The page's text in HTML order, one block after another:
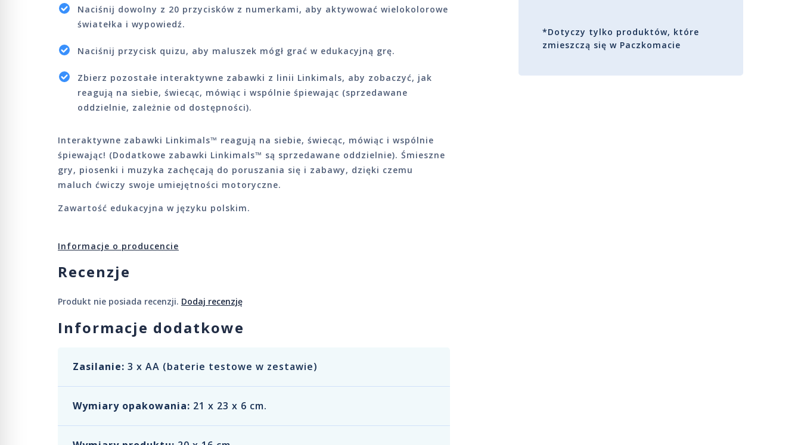
Naciśnij dowolny z 20 przycisków z numerkami, aby aktywować wielokolorowe
światełka i wypowiedź.
Naciśnij przycisk quizu, aby maluszek mógł grać w edukacyjną grę.
Zbierz pozostałe interaktywne zabawki z linii Linkimals, aby zobaczyć, jak
reagują na siebie, świecąc, mówiąc i wspólnie śpiewając (sprzedawane
oddzielnie, zależnie od dostępności).
Interaktywne zabawki Linkimals™ reagują na siebie, świecąc, mówiąc i wspólnie
śpiewając! (Dodatkowe zabawki Linkimals™ są sprzedawane oddzielnie). Śmieszne
gry, piosenki i muzyka zachęcają do poruszania się i zabawy, dzięki czemu
maluch ćwiczy swoje umiejętności motoryczne.
Zawartość edukacyjna w języku polskim.
Informacje o producencie
Recenzje
Produkt nie posiada recenzji. Dodaj recenzję
Informacje dodatkowe
Zasilanie: 3 x AA (baterie testowe w zestawie)
Wymiary opakowania: 21 x 23 x 6 cm.
*Dotyczy tylko produktów, które
zmieszczą się w Paczkomacie